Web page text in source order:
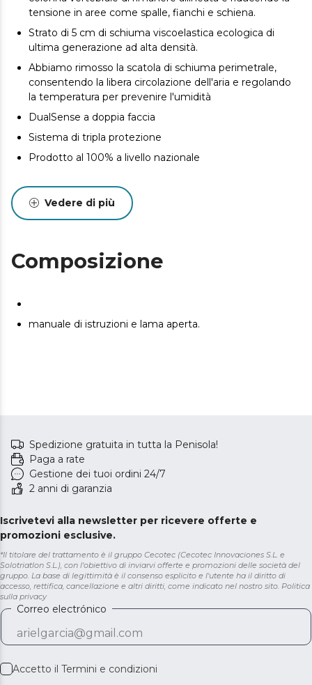
tensione in aree come spalle, fianchi e schiena.
Strato di 5 cm di schiuma viscoelastica ecologica di
ultima generazione ad alta densità.
Abbiamo rimosso la scatola di schiuma perimetrale,
consentendo la libera circolazione dell'aria e regolando
la temperatura per prevenire l'umidità
DualSense a doppia faccia
Sistema di tripla protezione
Prodotto al 100% a livello nazionale
Vedere di più
Composizione
manuale di istruzioni e lama aperta.
Spedizione gratuita in tutta la Penisola!
Paga a rate
Gestione dei tuoi ordini 24/7
2 anni di garanzia
Iscrivetevi alla newsletter per ricevere offerte e
promozioni esclusive.
*Il titolare del trattamento è il gruppo Cecotec (Cecotec Innovaciones S.L. e
Solotriatlon S.L.), con l'obiettivo di inviarvi offerte e promozioni delle società del
gruppo. La base di legittimità è il consenso esplicito e l'utente ha il diritto di
accesso, rettifica, cancellazione e altri diritti, come indicato nel nostro sito. Politica
sulla privacy
Correo electrónico
Accetto il Termini e condizioni